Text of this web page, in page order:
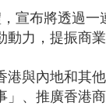
宣布將透過
力，提振商業
與內地和其
、推廣香港